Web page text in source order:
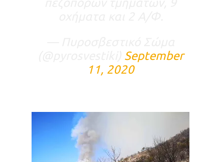
September
11, 2020